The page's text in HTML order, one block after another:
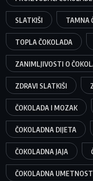
SLATKIŠI TAMNA
TOPLA ČOKOLADA
ZANIMLJIVOSTI O
ZDRAVI SLATKIŠI
ČOKOLADA I MOZAK
ČOKOLADNA DIJETA
ČOKOLADNA JAJA
ČOKOLADNA UMETNOST